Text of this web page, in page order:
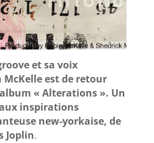
et sa voix
est de retour
« Alterations ». Un
inspirations
new-yorkaise, de
Joplin.